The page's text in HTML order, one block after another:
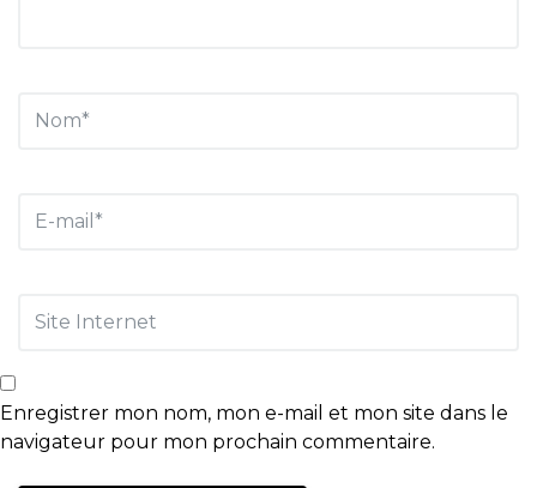
Enregistrer mon nom, mon e-mail et mon site dans le
navigateur pour mon prochain commentaire.